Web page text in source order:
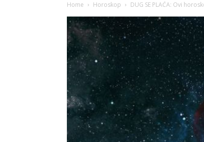
Home Horoskop DUG SE PLAĆA: Ovi